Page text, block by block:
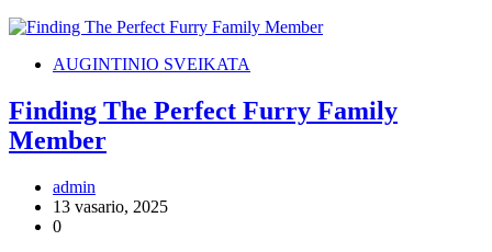
AUGINTINIO SVEIKATA
Finding The Perfect Furry Family
Member
admin
13 vasario, 2025
0